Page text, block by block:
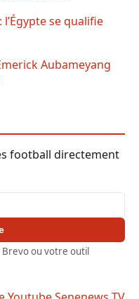
se qualifie
Aubameyang
football directement
Brevo ou votre outil